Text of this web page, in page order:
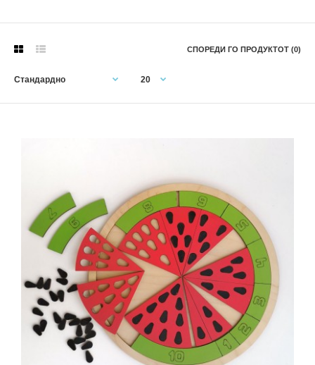
СПОРЕДИ ГО ПРОДУКТОТ (0)